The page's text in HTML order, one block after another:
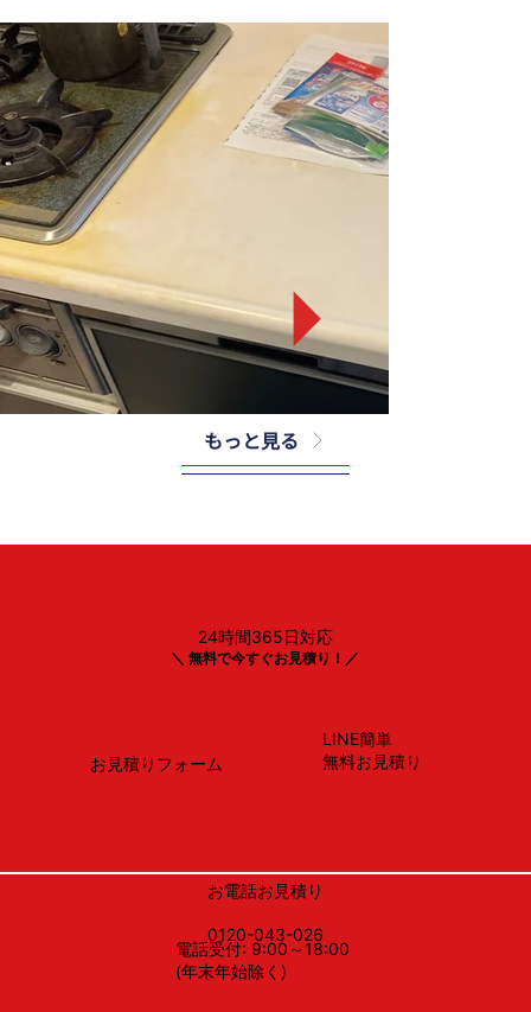
Panasonic製
もっと見る
LINE簡単
無料お見積り
0120-043-026
お電話お見積り
電話受付: 9:00～18:00
(年末年始除く)
お見積りフォーム
＼ 無料で今すぐお見積り！／
24時間365日対応